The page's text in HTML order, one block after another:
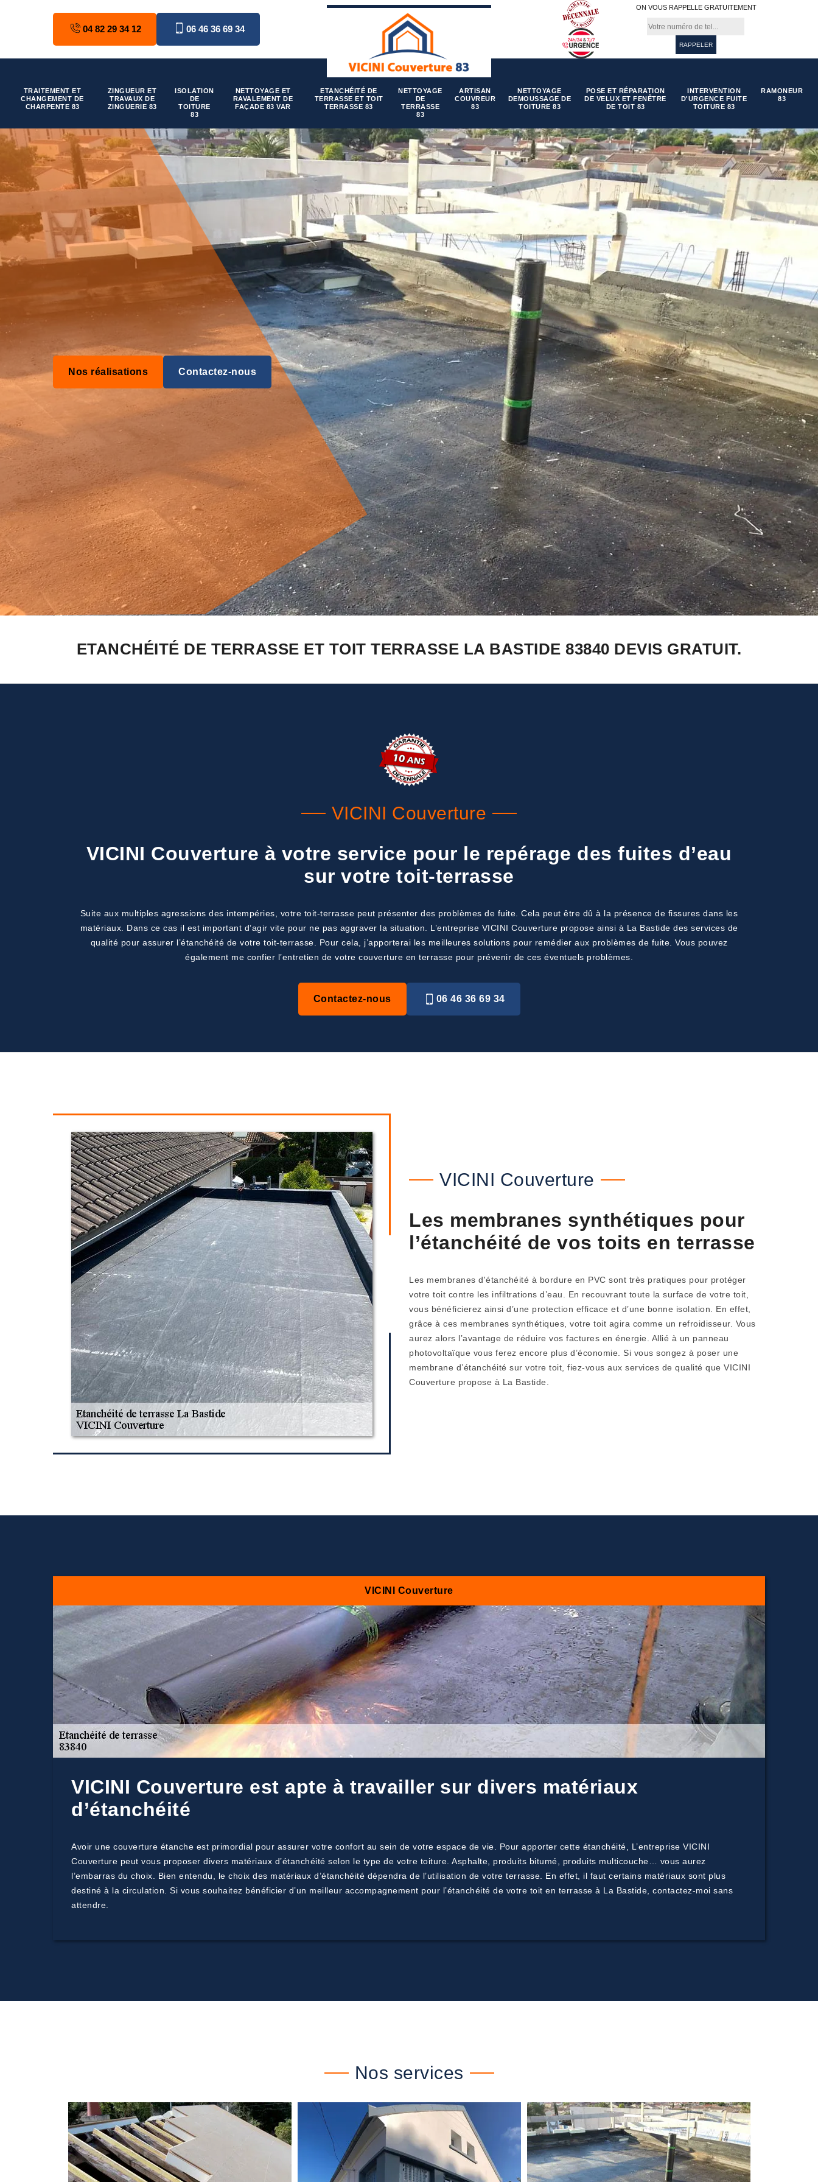
04 82 29 34 12 06 46 36 69 34
ON VOUS RAPPELLE GRATUITEMENT
TRAITEMENT ET
CHANGEMENT DE
CHARPENTE 83
ZINGUEUR ET
TRAVAUX DE
ZINGUERIE 83
ISOLATION
DE
TOITURE
83
NETTOYAGE ET
RAVALEMENT DE
FAÇADE 83 VAR
ETANCHÉITÉ DE
TERRASSE ET TOIT
TERRASSE 83
NETTOYAGE
DE
TERRASSE
83
ARTISAN
COUVREUR
83
NETTOYAGE
DEMOUSSAGE DE
TOITURE 83
POSE ET RÉPARATION
DE VELUX ET FENÊTRE
DE TOIT 83
INTERVENTION
D'URGENCE FUITE
TOITURE 83
RAMONEUR
83
Nos réalisations Contactez-nous
ETANCHÉITÉ DE TERRASSE ET TOIT TERRASSE LA BASTIDE 83840 DEVIS GRATUIT.
VICINI Couverture
VICINI Couverture à votre service pour le repérage des fuites d’eau
sur votre toit-terrasse
Suite aux multiples agressions des intempéries, votre toit-terrasse peut présenter des problèmes de fuite. Cela peut être dû à la présence de fissures dans les
matériaux. Dans ce cas il est important d’agir vite pour ne pas aggraver la situation. L’entreprise VICINI Couverture propose ainsi à La Bastide des services de
qualité pour assurer l’étanchéité de votre toit-terrasse. Pour cela, j’apporterai les meilleures solutions pour remédier aux problèmes de fuite. Vous pouvez
également me confier l’entretien de votre couverture en terrasse pour prévenir de ces éventuels problèmes.
Contactez-nous 06 46 36 69 34
VICINI Couverture
Les membranes synthétiques pour
l’étanchéité de vos toits en terrasse
Les membranes d'étanchéité à bordure en PVC sont très pratiques pour protéger
votre toit contre les infiltrations d’eau. En recouvrant toute la surface de votre toit,
vous bénéficierez ainsi d’une protection efficace et d’une bonne isolation. En effet,
grâce à ces membranes synthétiques, votre toit agira comme un refroidisseur. Vous
aurez alors l’avantage de réduire vos factures en énergie. Allié à un panneau
photovoltaïque vous ferez encore plus d’économie. Si vous songez à poser une
membrane d’étanchéité sur votre toit, fiez-vous aux services de qualité que VICINI
Couverture propose à La Bastide.
VICINI Couverture
VICINI Couverture est apte à travailler sur divers matériaux
d’étanchéité
Avoir une couverture étanche est primordial pour assurer votre confort au sein de votre espace de vie. Pour apporter cette étanchéité, L’entreprise VICINI
Couverture peut vous proposer divers matériaux d’étanchéité selon le type de votre toiture. Asphalte, produits bitumé, produits multicouche… vous aurez
l’embarras du choix. Bien entendu, le choix des matériaux d’étanchéité dépendra de l’utilisation de votre terrasse. En effet, il faut certains matériaux sont plus
destiné à la circulation. Si vous souhaitez bénéficier d’un meilleur accompagnement pour l’étanchéité de votre toit en terrasse à La Bastide, contactez-moi sans
attendre.
Nos services